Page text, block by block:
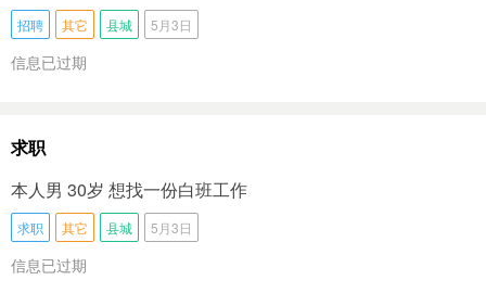
招聘 其它 县城 5月3日
信息已过期
求职
本人男 30岁 想找一份白班工作
求职 其它 县城 5月3日
信息已过期